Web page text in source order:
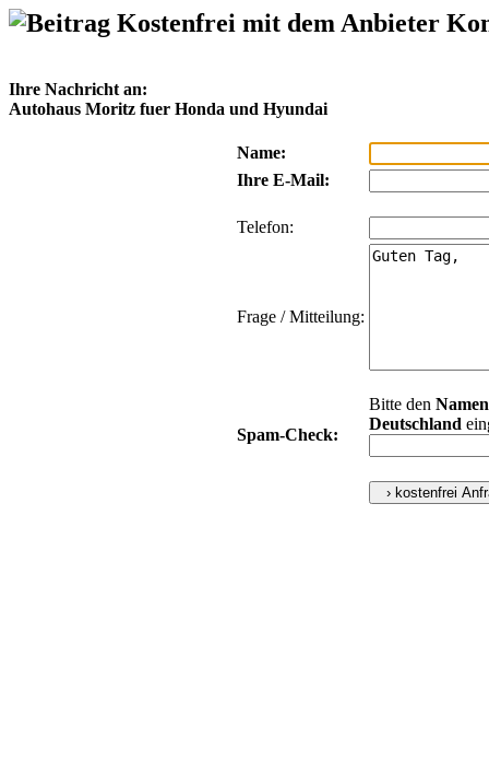
Kostenfrei mit dem Anbieter
Ihre Nachricht an:
Autohaus Moritz fuer Honda und Hyundai
Name:
Ihre E-Mail:
Telefon:
Frage / Mitteilung:
Spam-Check:
Bitte den Namen
Deutschland